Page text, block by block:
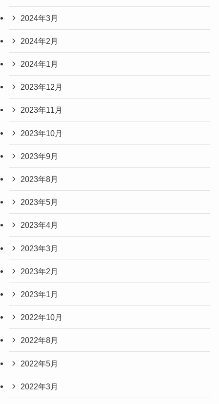
2024年3月
2024年2月
2024年1月
2023年12月
2023年11月
2023年10月
2023年9月
2023年8月
2023年5月
2023年4月
2023年3月
2023年2月
2023年1月
2022年10月
2022年8月
2022年5月
2022年3月